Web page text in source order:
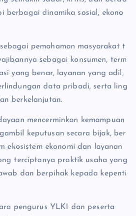
berbagai dinamika sosial, ekono
pemahaman masyarakat t
sebagai konsumen, term
yang benar, layanan yang adil,
data pribadi, serta ling
berkelanjutan.
mencerminkan kemampuan
keputusan secara bijak, ber
ekosistem ekonomi dan layanan
terciptanya praktik usaha yang
dan berpihak kepada kepenti
pengurus YLKI dan peserta